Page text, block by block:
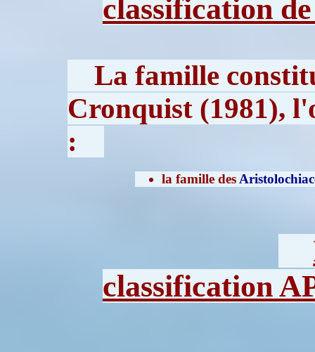
classification
La famille
Cronquist (1981),
:
la famille des
classification